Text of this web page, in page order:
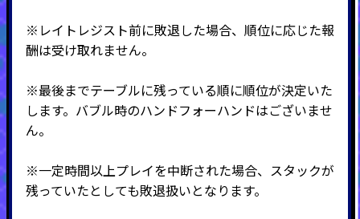
※レイトレジスト前に敗退した場合、順位に応じた報
酬は受け取れません。
※最後までテーブルに残っている順に順位が決定いた
します。バブル時のハンドフォーハンドはございませ
ん。
※一定時間以上プレイを中断された場合、スタックが
残っていたとしても敗退扱いとなります。